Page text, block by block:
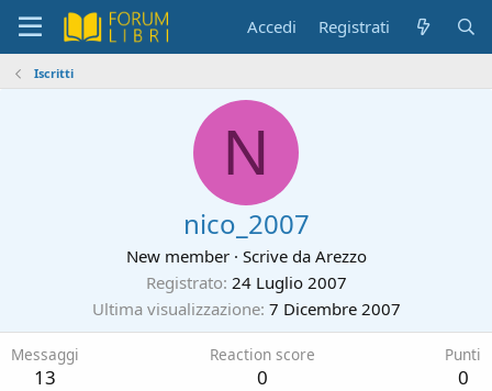
Accedi Registrati
Iscritti
N
nico_2007
New member · Scrive da Arezzo
Registrato 24 Luglio 2007
Ultima visualizzazione 7 Dicembre 2007
Messaggi
13
Reaction score
0
Punti
0